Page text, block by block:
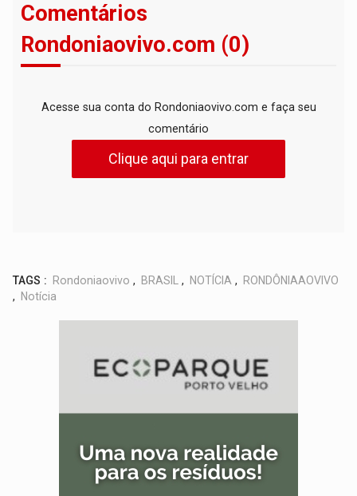
Comentários
Rondoniaovivo.com (0)
Acesse sua conta do Rondoniaovivo.com e faça seu
comentário
Clique aqui para entrar
TAGS : Rondoniaovivo , BRASIL , NOTÍCIA ,
RONDÔNIAAOVIVO
,
Notícia